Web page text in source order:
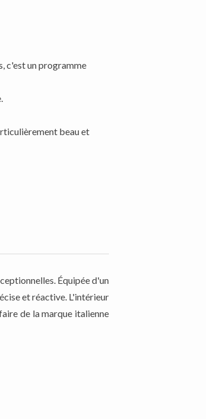
c'est un programme
beau et
Équipée d'un
et réactive. L'intérieur
de la marque italienne